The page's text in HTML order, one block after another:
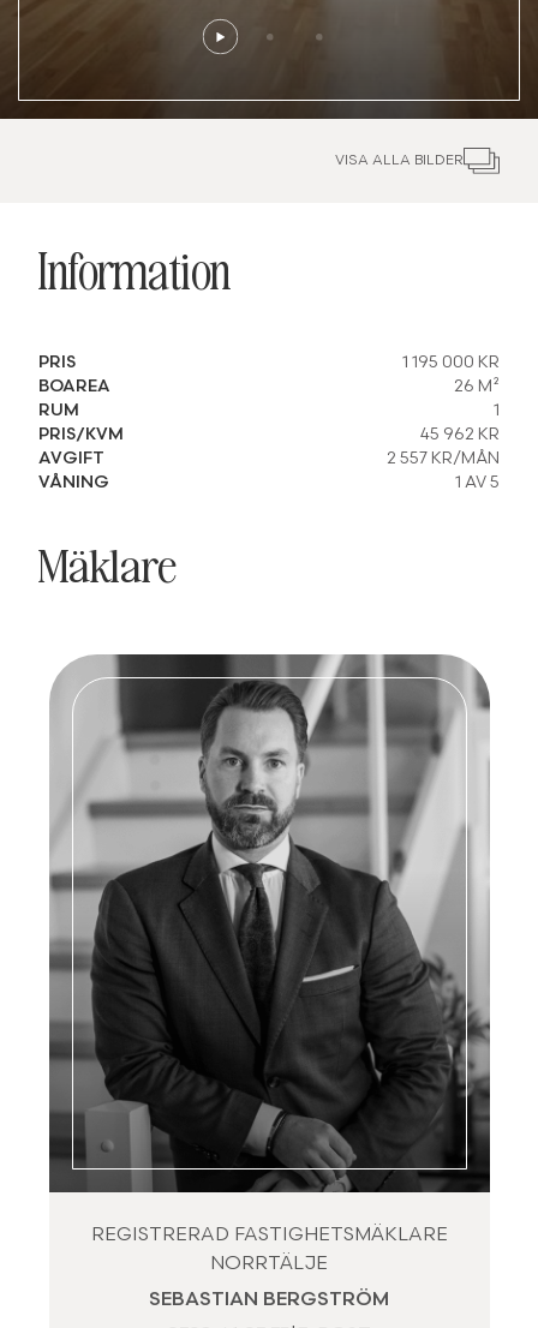
VISA ALLA BILDER
Information
PRIS
1 195 000 KR
BOAREA
26 M²
RUM
1
PRIS/KVM
45 962 KR
AVGIFT
2 557 KR/MÅN
VÅNING
1 AV 5
Mäklare
REGISTRERAD FASTIGHETSMÄKLARE
NORRTÄLJE
SEBASTIAN BERGSTRÖM